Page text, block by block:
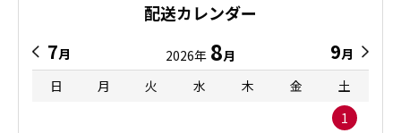
配送カレンダー
7月 2026年 8月 9月
日
月 火 水 木 金
土
1